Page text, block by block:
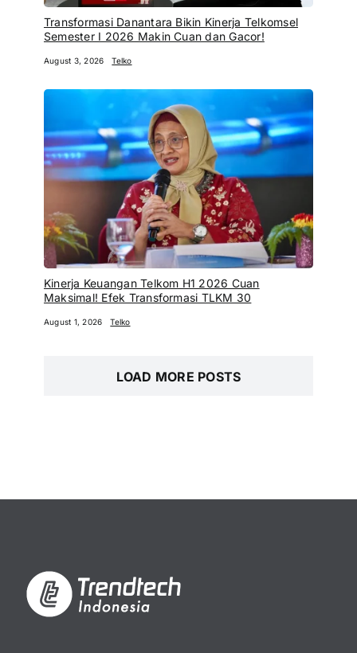
Transformasi Danantara Bikin Kinerja Telkomsel
Semester I 2026 Makin Cuan dan Gacor!
August 3, 2026 Telko
Kinerja Keuangan Telkom H1 2026 Cuan
Maksimal! Efek Transformasi TLKM 30
August 1, 2026 Telko
LOAD MORE POSTS